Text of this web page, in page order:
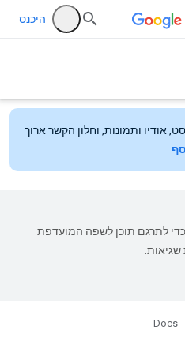
היכנס
אודיו ותמונות, וחלון הקשר ארוך
‫Google משתמשת בטכנולוגיית AI כדי לתרגם תוכן לשפה המועדפת
שגיאות.
Docs